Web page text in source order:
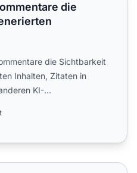
die
die Sichtbarkeit
Inhalten, Zitaten in
KI-
plötzlich unsere am